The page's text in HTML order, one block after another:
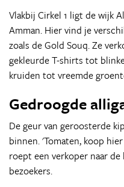
Vlakbij Cirkel 1 ligt de wijk
Amman. Hier vind je
zoals de Gold Souq. Ze
gekleurde T-shirts tot
kruiden tot vreemde
Gedroogde
De geur van geroosterde
binnen. 'Tomaten, koop
roept een verkoper naar
bezoekers.